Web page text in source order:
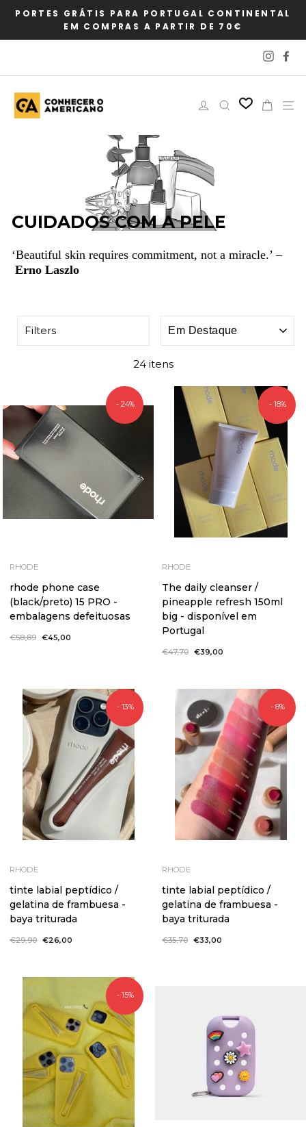
Pular
o
ENTREGA
Sigue aquí o te envio
Iniciar sessão
Pesquisar
CUIDADOS COM A PELE
‘Beautiful skin requires commitment, not a miracle.’ –
Erno Laszlo
Filters
24 itens
- 24%
RHODE
rhode phone case
(black/preto) 15 PRO -
embalagens defeituosas
Preço
€58,89 Preço
€45,00
- 18%
RHODE
The daily cleanser /
pineapple refresh 150ml
big - disponível em
Portugal
Preço
€47,70 Preço
€39,00
- 13%
RHODE
tinte labial peptídico /
gelatina de frambuesa -
baya triturada
Preço
€29,90 Preço
€26,00
- 8%
RHODE
tinte labial peptídico /
gelatina de frambuesa -
baya triturada
Preço
€35,70 Preço
€33,00
- 15%